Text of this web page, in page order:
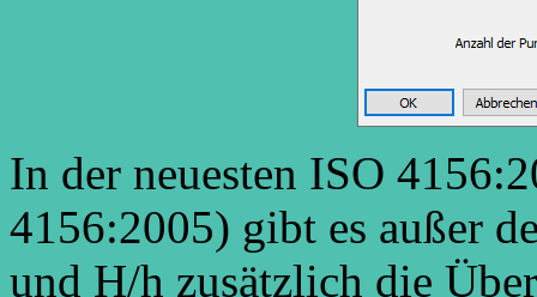
In der neuesten ISO
4156:2005) gibt es außer
und H/h zusätzlich die